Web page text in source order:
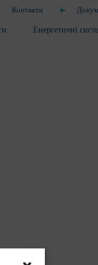
Контакти
Енергетичні